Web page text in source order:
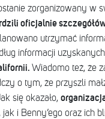
zorganizowany w
oficjalnie
utrzymać
informacji
Wiadomo też, że
o tym, że przyszli
się okazało,
i Benny’ego oraz ich